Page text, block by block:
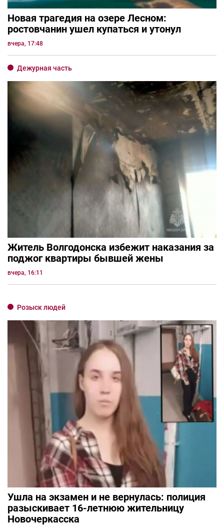
Новая трагедия на озере Лесном:
ростовчанин ушел купаться и утонул
вчера, 17:48
Дежурная часть
Житель Волгодонска избежит наказания за
поджог квартиры бывшей жены
вчера, 16:11
Розыск людей
Ушла на экзамен и не вернулась: полиция
разыскивает 16-летнюю жительницу
Новочеркасска